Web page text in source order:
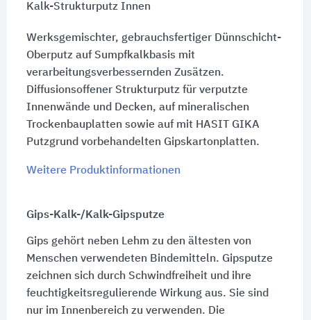
Kalk-Strukturputz Innen
Werksgemischter, gebrauchsfertiger Dünnschicht-
Oberputz auf Sumpfkalkbasis mit
verarbeitungsverbessernden Zusätzen.
Diffusionsoffener Strukturputz für verputzte
Innenwände und Decken, auf mineralischen
Trockenbauplatten sowie auf mit HASIT GIKA
Putzgrund vorbehandelten Gipskartonplatten.
Weitere Produktinformationen
Gips-Kalk-/Kalk-Gipsputze
Gips gehört neben Lehm zu den ältesten von
Menschen verwendeten Bindemitteln. Gipsputze
zeichnen sich durch Schwindfreiheit und ihre
feuchtigkeitsregulierende Wirkung aus. Sie sind
nur im Innenbereich zu verwenden. Die